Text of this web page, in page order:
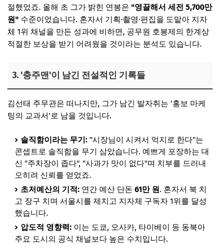
절했었죠. 올해 초 그가 밝힌 연봉은 "영끌해서 세전 5,700만
원" 수준이었습니다. 혼자서 기획·촬영·편집을 도맡아 지자
체 1위 채널을 만든 성과에 비하면, 공무원 호봉제의 한계상
적절한 보상을 받기 어려웠을 것이라는 분석도 있습니다.
3. '충주맨'이 남긴 전설적인 기록들
김선태 주무관은 떠나지만, 그가 남긴 발자취는 '홍보 마케
팅의 교과서'로 남을 것입니다.
솔직함이라는 무기: "시장님이 시켜서 억지로 한다"는
콘셉트로 솔직함을 무기 삼았습니다. 예쁘게 포장하는 대
신 "주차장이 좁다", "사과가 맛이 없다"며 치부를 드러내
오히려 신뢰를 얻었죠.
초저예산의 기적: 연간 예산 단돈 61만 원. 혼자서 북 치
고 장구 치며 서울시를 제치고 지자체 구독자 1위를 달성
했습니다.
압도적 영향력: 이는 도쿄, 오사카, 타이베이 등 동북아
주요 도시의 공식 채널보다 높은 수치입니다.